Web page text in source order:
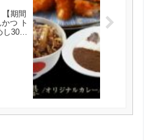
【期間
つ ト
30食